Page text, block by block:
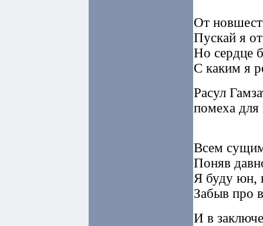
От
Пускай я
Но сердце
С каким я
Расул
помеха для
Всем
Поняв
Я буду юн,
Забыв про
И в